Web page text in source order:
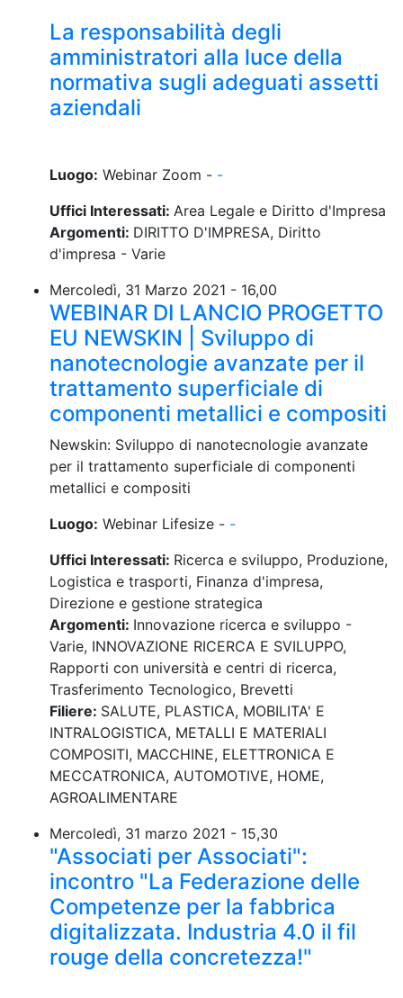
La responsabilità degli
amministratori alla luce della
normativa sugli adeguati assetti
aziendali
Luogo: Webinar Zoom - -
Uffici Interessati: Area Legale e Diritto d'Impresa
Argomenti: DIRITTO D'IMPRESA, Diritto
d'impresa - Varie
Mercoledì, 31 Marzo 2021 - 16,00
WEBINAR DI LANCIO PROGETTO
EU NEWSKIN | Sviluppo di
nanotecnologie avanzate per il
trattamento superficiale di
componenti metallici e compositi
Newskin: Sviluppo di nanotecnologie avanzate
per il trattamento superficiale di componenti
metallici e compositi
Luogo: Webinar Lifesize - -
Uffici Interessati: Ricerca e sviluppo, Produzione,
Logistica e trasporti, Finanza d'impresa,
Direzione e gestione strategica
Argomenti: Innovazione ricerca e sviluppo -
Varie, INNOVAZIONE RICERCA E SVILUPPO,
Rapporti con università e centri di ricerca,
Trasferimento Tecnologico, Brevetti
Filiere: SALUTE, PLASTICA, MOBILITA' E
INTRALOGISTICA, METALLI E MATERIALI
COMPOSITI, MACCHINE, ELETTRONICA E
MECCATRONICA, AUTOMOTIVE, HOME,
AGROALIMENTARE
Mercoledì, 31 marzo 2021 - 15,30
"Associati per Associati":
incontro "La Federazione delle
Competenze per la fabbrica
digitalizzata. Industria 4.0 il fil
rouge della concretezza!"